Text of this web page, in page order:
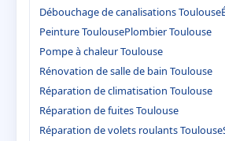
Débouchage de canalisations Toulouse
Peinture ToulousePlombier Toulouse
Pompe à chaleur Toulouse
Rénovation de salle de bain Toulouse
Réparation de climatisation Toulouse
Réparation de fuites Toulouse
Réparation de volets roulants Toulouse